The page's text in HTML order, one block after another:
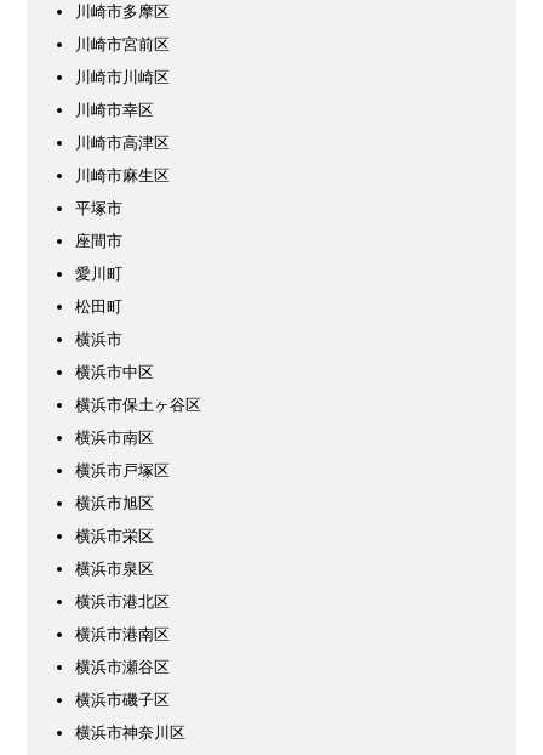
川崎市多摩区
川崎市宮前区
川崎市川崎区
川崎市幸区
川崎市高津区
川崎市麻生区
平塚市
座間市
愛川町
松田町
横浜市
横浜市中区
横浜市保土ヶ谷区
横浜市南区
横浜市戸塚区
横浜市旭区
横浜市栄区
横浜市泉区
横浜市港北区
横浜市港南区
横浜市瀬谷区
横浜市磯子区
横浜市神奈川区